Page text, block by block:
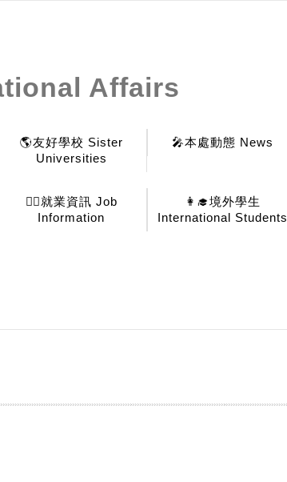
Affairs
🌎友好學校 Sister
Universities
🎤本處動態 News
🕵️‍♂️就業資訊 Job
Information
👩‍🎓境外學生
International Students